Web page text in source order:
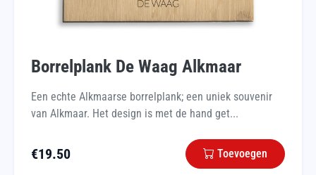
Borrelplank De Waag Alkmaar
Een echte Alkmaarse borrelplank; een uniek souvenir
van Alkmaar. Het design is met de hand get...
€19.50 Toevoegen